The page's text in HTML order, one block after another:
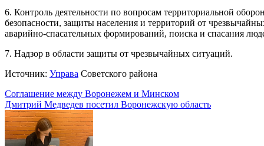
6. Контроль деятельности по вопросам территориальной
безопасности, защиты населения и территорий от
аварийно-спасательных формирований, поиска и спасания
7. Надзор в области защиты от чрезвычайных ситуаций.
Источник: Управа Советского района
Навигация
по
записям
Соглашение между Воронежем и Минском
Дмитрий Медведев посетил Воронежскую область